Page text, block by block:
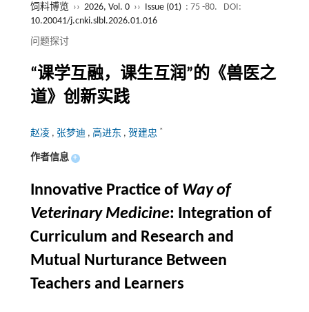
饲料博览 ›› 2026, Vol. 0 ›› Issue (01) : 75 -80.
DOI:
10.20041/j.cnki.slbl.2026.01.016
问题探讨
“课学互融，课生互润”的《兽医之
道》创新实践
赵凌 , 张梦迪 , 高进东 , 贺建忠 *
作者信息 +
Innovative Practice of Way of
Veterinary Medicine: Integration of
Curriculum and Research and
Mutual Nurturance Between
Teachers and Learners